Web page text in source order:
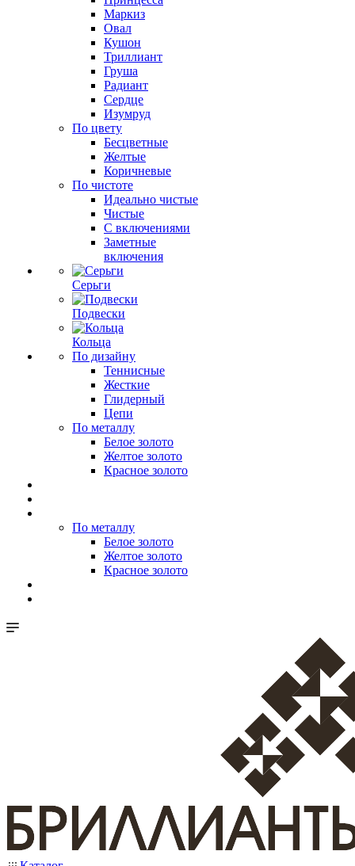
Маркиз
Овал
Кушон
Триллиант
Груша
Радиант
Сердце
Изумруд
По цвету
Бесцветные
Желтые
Коричневые
По чистоте
Идеально чистые
Чистые
С включениями
Заметные
включения
Серьги
Подвески
Кольца
По дизайну
Теннисные
Жесткие
Глидерный
Цепи
По металлу
Белое золото
Желтое золото
Красное золото
По металлу
Белое золото
Желтое золото
Красное золото